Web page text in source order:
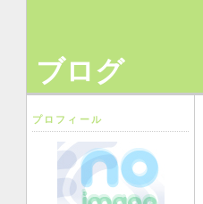
ブログ
プロフィール